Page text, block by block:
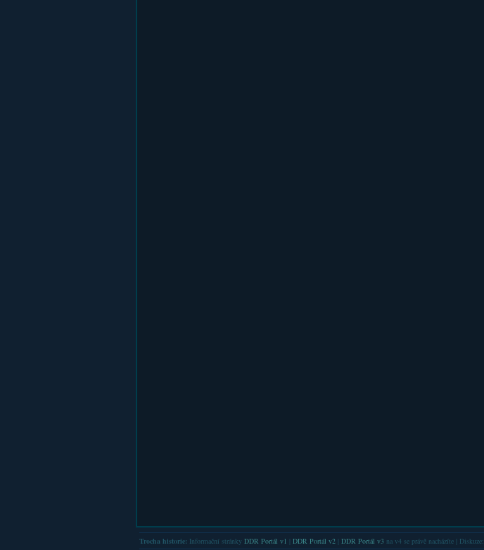
Trocha historie: Informační stránky DDR Portál v1 DDR Portál v2| DDR Portál v3na v4 se právě nacházíte | Diskuze: